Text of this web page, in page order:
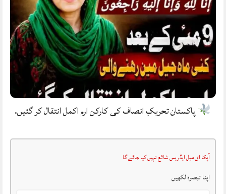
پاکستان تحریکِ انصاف کی کارکن ارم اکمل انتقال کر گئیں.
آپکا ای میل ایڈریس شائع نہیں کیا جائے گا
اپنا تبصرہ لکھیں